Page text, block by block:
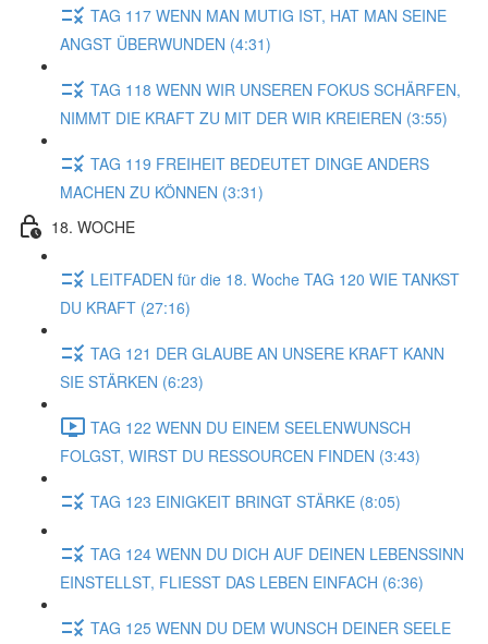
TAG 117 WENN MAN MUTIG IST, HAT MAN SEINE
ANGST ÜBERWUNDEN (4:31)
TAG 118 WENN WIR UNSEREN FOKUS SCHÄRFEN,
NIMMT DIE KRAFT ZU MIT DER WIR KREIEREN (3:55)
TAG 119 FREIHEIT BEDEUTET DINGE ANDERS
MACHEN ZU KÖNNEN (3:31)
18. WOCHE
LEITFADEN für die 18. Woche TAG 120 WIE TANKST
DU KRAFT (27:16)
TAG 121 DER GLAUBE AN UNSERE KRAFT KANN
SIE STÄRKEN (6:23)
TAG 122 WENN DU EINEM SEELENWUNSCH
FOLGST, WIRST DU RESSOURCEN FINDEN (3:43)
TAG 123 EINIGKEIT BRINGT STÄRKE (8:05)
TAG 124 WENN DU DICH AUF DEINEN LEBENSSINN
EINSTELLST, FLIESST DAS LEBEN EINFACH (6:36)
TAG 125 WENN DU DEM WUNSCH DEINER SEELE